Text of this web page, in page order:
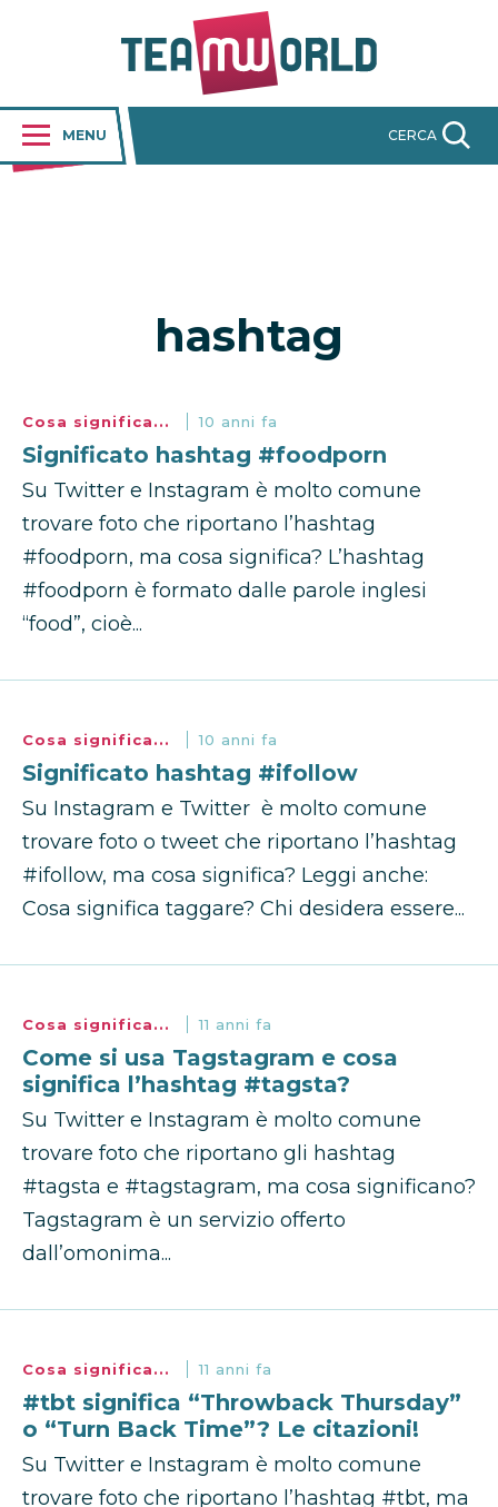
MENU CERCA
hashtag
Cosa significa... 10 anni fa
Significato hashtag #foodporn
Su Twitter e Instagram è molto comune
trovare foto che riportano l’hashtag
#foodporn, ma cosa significa? L’hashtag
#foodporn è formato dalle parole inglesi
“food”, cioè...
Cosa significa... 10 anni fa
Significato hashtag #ifollow
Su Instagram e Twitter è molto comune
trovare foto o tweet che riportano l’hashtag
#ifollow, ma cosa significa? Leggi anche:
Cosa significa taggare? Chi desidera essere...
Cosa significa... 11 anni fa
Come si usa Tagstagram e cosa
significa l’hashtag #tagsta?
Su Twitter e Instagram è molto comune
trovare foto che riportano gli hashtag
#tagsta e #tagstagram, ma cosa significano?
Tagstagram è un servizio offerto
dall’omonima...
Cosa significa... 11 anni fa
#tbt significa “Throwback Thursday”
o “Turn Back Time”? Le citazioni!
Su Twitter e Instagram è molto comune
trovare foto che riportano l’hashtag #tbt, ma